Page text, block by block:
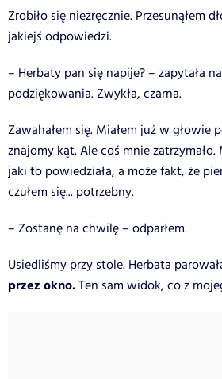
Zrobiło się niezręcznie. Przesunąłem
jakiejś odpowiedzi.
– Herbaty pan się napije? – zapytała
podziękowania. Zwykła, czarna.
Zawahałem się. Miałem już w głowie
znajomy kąt. Ale coś mnie
jaki to powiedziała, a może fakt, że
czułem się... potrzebny.
– Zostanę na chwilę – odparłem.
Usiedliśmy przy stole. Herbata
przez okno.Ten sam widok, co z